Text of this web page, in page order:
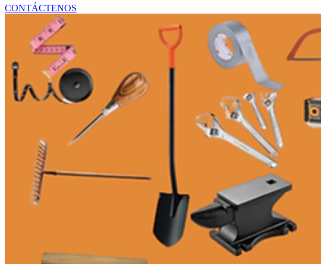
PIEZAS DE HVAC Y REFRIGERACIÓN
SISTEMAS DE ENERGÍA Y RESPALDO
ARTÍCULOS DE MANTENIMIENTO INDUSTRIAL Y
COMPONENTES ELÉCTRICOS Y DE ILUMINACIÓN
HERRAMIENTAS Y EQUIPOS DE TALLER
PANELES Y MÓDULOS SOLARES
SISTEMAS DE ENERGÍA SOLAR
ACCESORIOS Y COMPONENTES SOLARES
ARTÍCULOS TECNOLÓGICOS PARA OFICINA E IN
ROPA
DECORACIÓN DEL HOGAR
CONTÁCTENOS